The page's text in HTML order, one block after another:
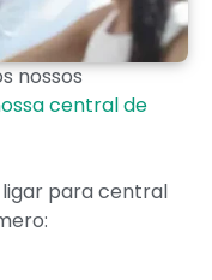
nossos
central de
para central